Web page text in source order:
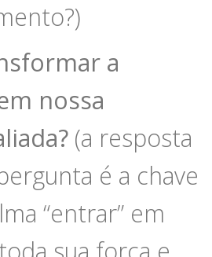
a
nossa
(a resposta
é a chave
“entrar” em